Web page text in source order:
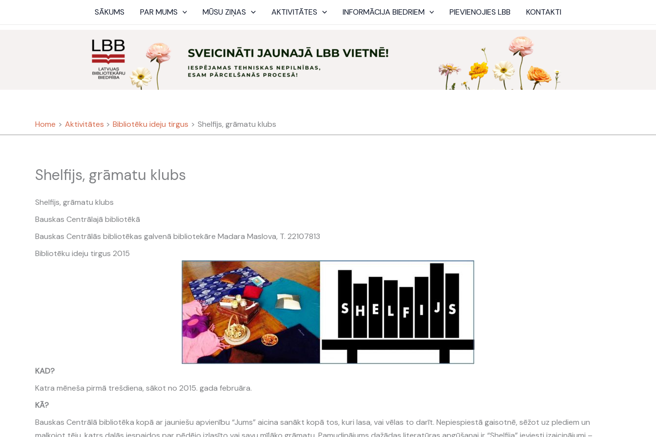
SĀKUMS PAR MUMS MŪSU ZIŅAS AKTIVITĀTES INFORMĀCIJA BIEDRIEM PIEVIENOJIES LBB KONTAKTI
Home Aktivitātes Bibliotēku ideju tirgus Shelfijs, grāmatu klubs
Shelfijs, grāmatu klubs
Shelfijs, grāmatu klubs
Bauskas Centrālajā bibliotēkā
Bauskas Centrālās bibliotēkas galvenā bibliotekāre Madara Maslova, T. 22107813
Bibliotēku ideju tirgus 2015
KAD?
Katra mēneša pirmā trešdiena, sākot no 2015. gada februāra.
KĀ?
Bauskas Centrālā bibliotēka kopā ar jauniešu apvienību “Jums” aicina sanākt kopā tos, kuri lasa, vai vēlas to darīt. Nepiespiestā gaisotnē, sēžot uz plediem un